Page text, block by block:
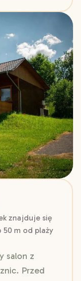
znajduje się
50 m od plaży
salon z
Przed